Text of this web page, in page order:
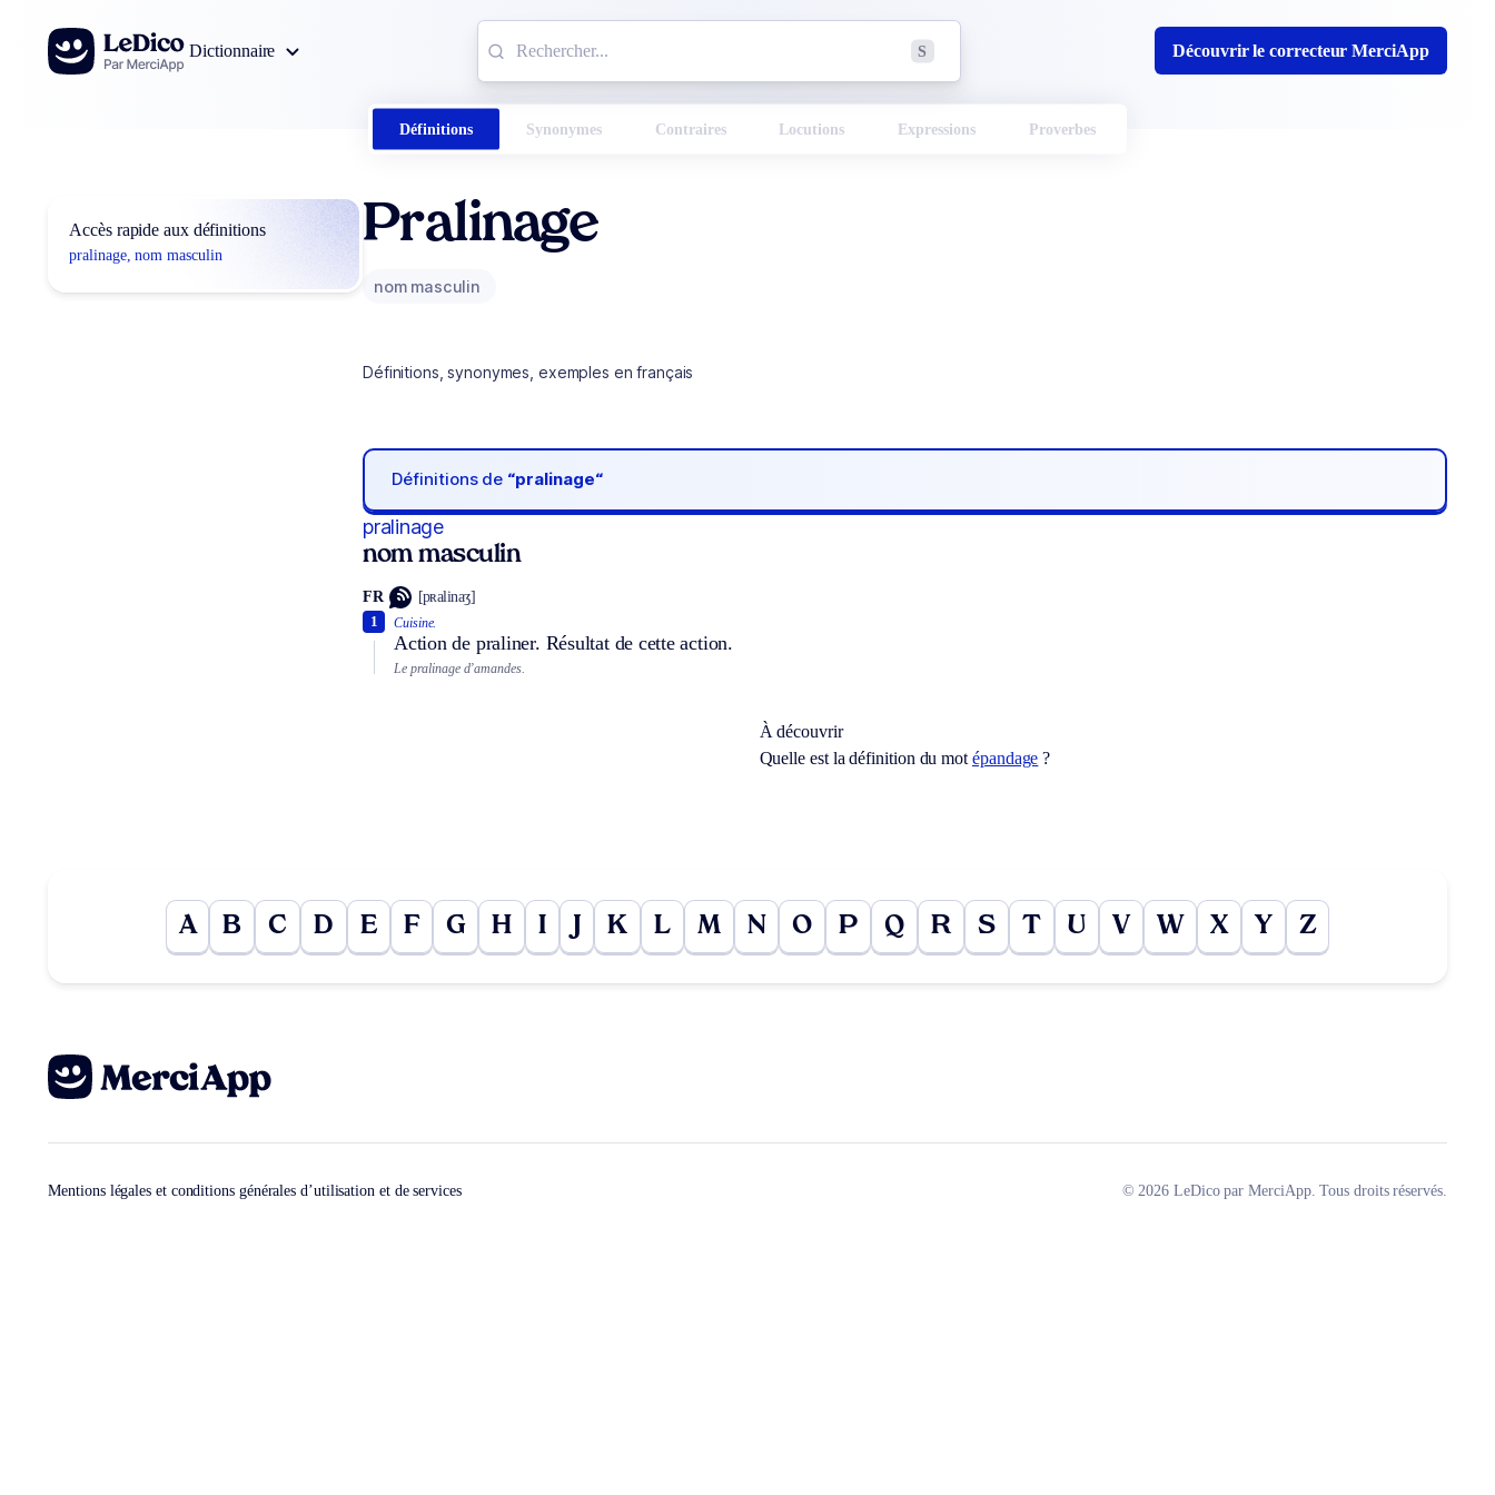
Aller au contenu
Dictionnaire
S Découvrir le correcteur MerciApp
Définitions Synonymes Contraires Locutions Expressions Proverbes
Accès rapide aux définitions
pralinage, nom masculin
Pralinage
nom masculin
Définitions, synonymes, exemples en français
Définitions de “pralinage“
pralinage
nom masculin
FR [pʀalinaʒ]
Cuisine.
Action de praliner. Résultat de cette action.
1
Le pralinage d’amandes.
À découvrir
Quelle est la définition du mot épandage ?
A B C D E F G H I J K L M N O P Q R S T U V W X Y Z
Mentions légales et conditions générales d’utilisation et de services © 2026 LeDico par MerciApp. Tous droits réservés.